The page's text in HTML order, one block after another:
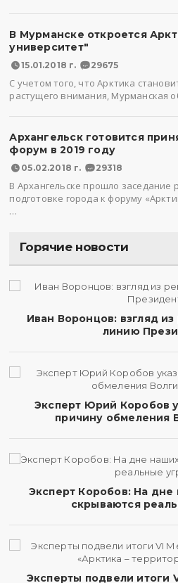
В Мурманске откроется
университет"
15.01.2018 г. 29675
С учетом того, что Арктика
растущего внимания, Мурманская
Архангельск готовится
форум в 2019 году
05.02.2018 г. 29318
В Архангельске прошло заседание
подготовке города к форуму
…
Горячие новости
Иван Воронцов: взгляд
линию
Эксперт Юрий Коробов
причину обмеления
Эксперт Коробов: На
скрываются
Эксперты подвели итоги